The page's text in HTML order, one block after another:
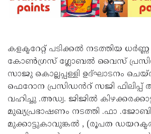
കളക്ടറേറ്റ് പടിക്കൽ നടത്തിയ
കോൺഗ്രസ് ഗ്ലോബൽ വൈസ്
സാജു കൊല്ലപ്പള്ളി ഉദ്ഘാടനം
ഫെറോന പ്രസിഡൻറ് സജി ഫിലിപ്പ്
വഹിച്ചു .അഡ്വ. ജിജിൽ
മുഖ്യപ്രഭാഷണം നടത്തി .ഫാ .ജോബി
മുക്കാട്ടുകാവുങ്കൽ , (രൂപത